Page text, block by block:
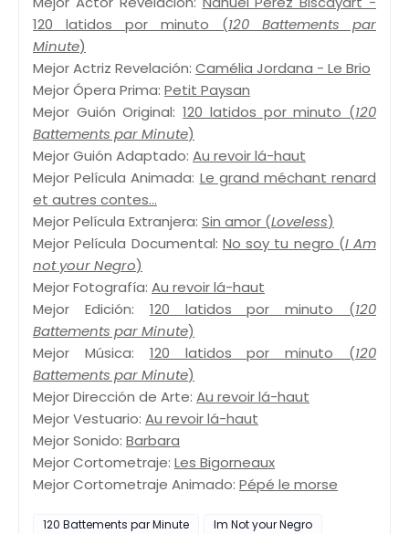
120 latidos por minuto (120 Battements par
Minute)
Mejor Actriz Revelación: Camélia Jordana - Le Brio
Mejor Ópera Prima: Petit Paysan
Mejor Guión Original:120 latidos por minuto (120
Battements par Minute)
Mejor Guión Adaptado: Au revoir lá-haut
Mejor Película Animada: Le grand méchant renard
et autres contes...
Mejor Película Extranjera: Sin amor (Loveless)
Mejor Película Documental: No soy tu negro (I Am
not your Negro)
Mejor Fotografía: Au revoir lá-haut
Mejor Edición: 120 latidos por minuto (120
Battements par Minute)
Mejor Música: 120 latidos por minuto (120
Battements par Minute)
Mejor Dirección de Arte: Au revoir lá-haut
Mejor Vestuario: Au revoir lá-haut
Mejor Sonido: Barbara
Mejor Cortometraje: Les Bigorneaux
Mejor Cortometraje Animado: Pépé le morse
120 Battements par Minute
Im Not your Negro